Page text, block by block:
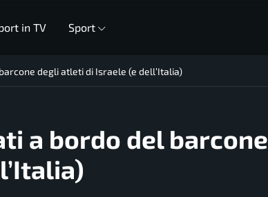
in TV Sport
degli atleti di Israele (e dell’Italia)
a bordo del barcone